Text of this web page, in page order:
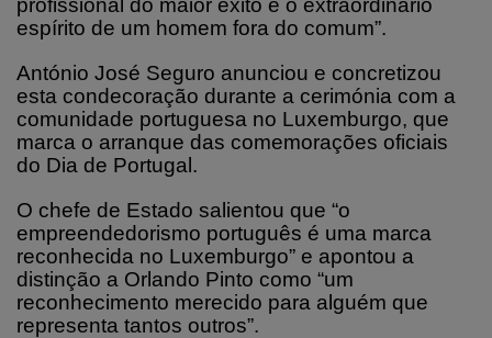
profissional do maior êxito e o extraordinário
espírito de um homem fora do comum”.
António José Seguro anunciou e concretizou
esta condecoração durante a cerimónia com a
comunidade portuguesa no Luxemburgo, que
marca o arranque das comemorações oficiais
do Dia de Portugal.
O chefe de Estado salientou que “o
empreendedorismo português é uma marca
reconhecida no Luxemburgo” e apontou a
distinção a Orlando Pinto como “um
reconhecimento merecido para alguém que
representa tantos outros”.